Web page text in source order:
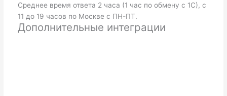
Среднее время ответа 2 часа (1 час по обмену с 1С), с
11 до 19 часов по Москве с ПН-ПТ.
Дополнительные интеграции